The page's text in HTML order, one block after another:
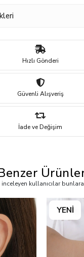
Hızlı Gönderi
Güvenli Alışveriş
İade ve Değişim
kullanıcılar